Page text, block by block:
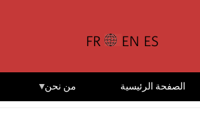
الصفحة الرئيسية من نحن